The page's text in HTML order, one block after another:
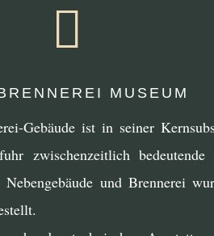

MUSEUM
Gebäude ist in seiner
zwischenzeitlich
Nebengebäude und Brennerei